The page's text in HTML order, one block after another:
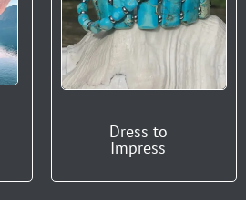
Dress to
Impress